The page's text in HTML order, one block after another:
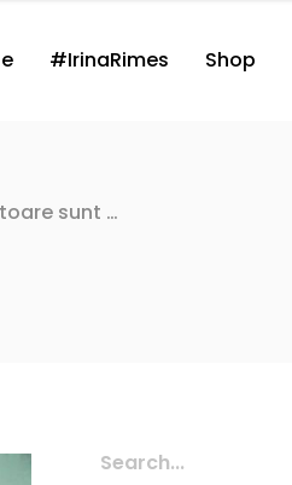
#IrinaRimes Shop
sunt …